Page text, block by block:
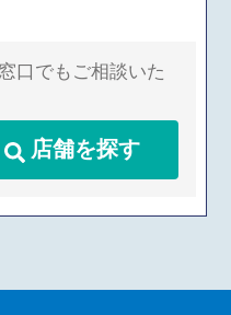
口でもご相談いた
店舗を探す